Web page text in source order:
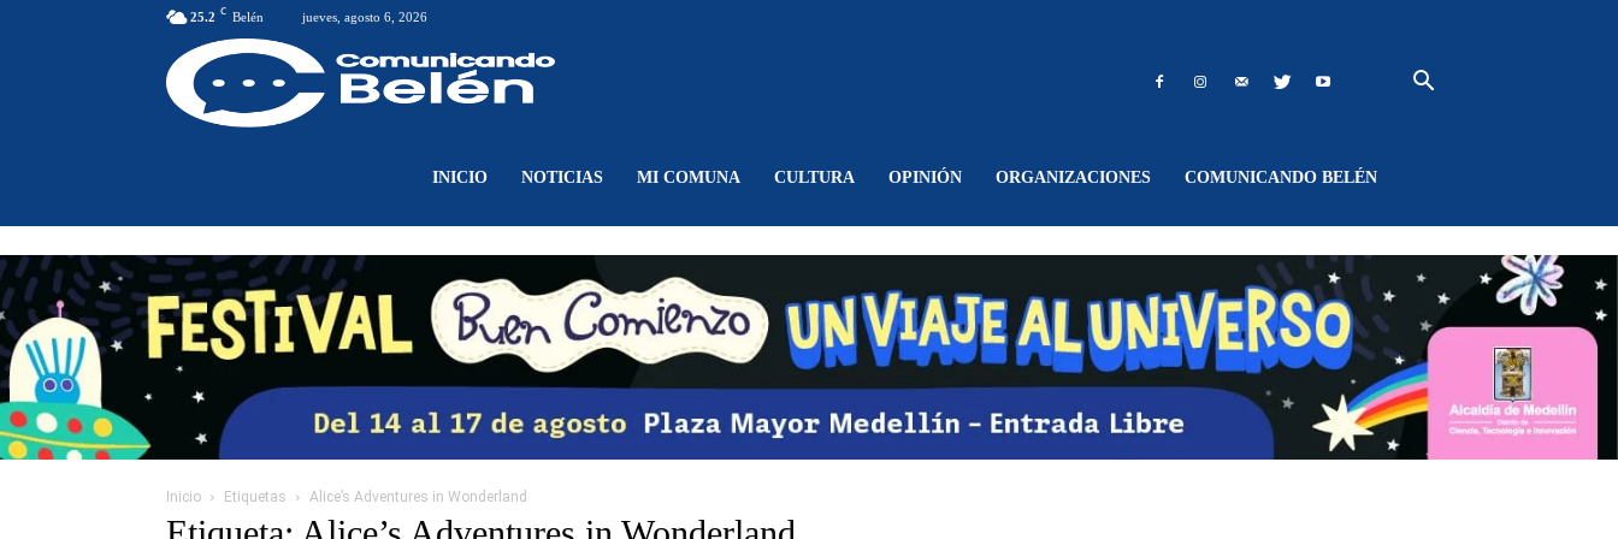
25.2 C Belén jueves, agosto 6, 2026
Belén
INICIO NOTICIAS MI COMUNA CULTURA OPINIÓN ORGANIZACIONES COMUNICANDO BELÉN
Inicio Etiquetas Alice’s Adventures in Wonderland